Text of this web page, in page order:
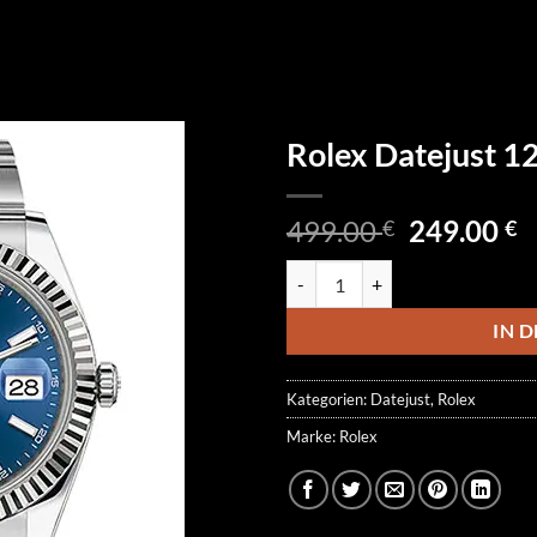
Rolex Datejust
499.00€
499.00 €
249.00€
IN
Kategorien: Datejust, Rolex
Marke: Rolex